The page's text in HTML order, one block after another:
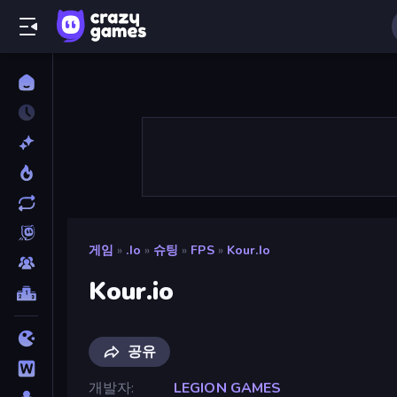
게임 » .io » 슈팅 » FPS » Kour.io
Kour.io
공유
개발자
LEGION GAMES